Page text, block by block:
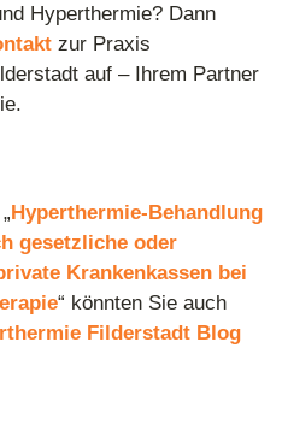
Hyperthermie? Dann
zur Praxis
auf – Ihrem Partner
Hyperthermie-Behandlung
gesetzliche oder
Krankenkassen bei
“ könnten Sie auch
Filderstadt Blog